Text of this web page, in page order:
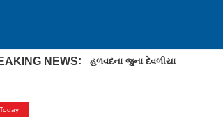
NEWS હળવદના જુના દેવળીયા ગામે